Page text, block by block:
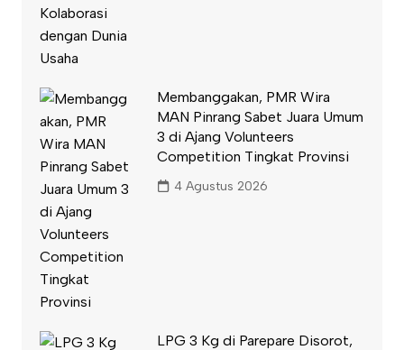
Membanggakan, PMR Wira
MAN Pinrang Sabet Juara Umum
3 di Ajang Volunteers
Competition Tingkat Provinsi
4 Agustus 2026
LPG 3 Kg di Parepare Disorot,